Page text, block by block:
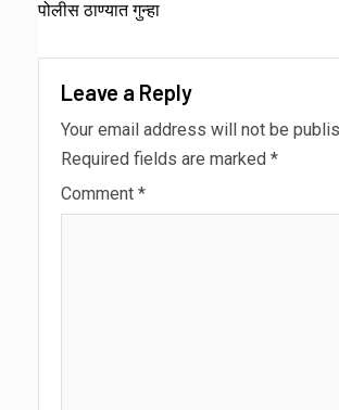
पोलीस ठाण्यात गुन्हा
Leave a Reply
Your email address will not be
Required fields are marked *
Comment *